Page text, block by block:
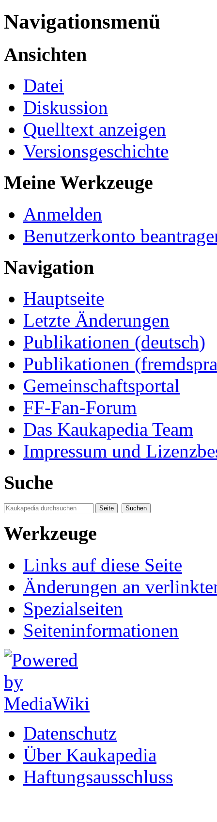
Navigationsmenü
Ansichten
Datei
Diskussion
Quelltext anzeigen
Versionsgeschichte
Meine Werkzeuge
Anmelden
Benutzerkonto
Navigation
Hauptseite
Letzte Änderungen
Publikationen (deutsch)
Publikationen
Gemeinschaftsportal
FF-Fan-Forum
Das Kaukapedia Team
Impressum und
Suche
Werkzeuge
Links auf diese Seite
Änderungen an
Spezialseiten
Seiten­informationen
Datenschutz
Über Kaukapedia
Haftungsausschluss